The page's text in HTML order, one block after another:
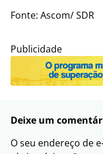
Fonte: Ascom/ SDR
Publicidade
Deixe um
O seu endereço de